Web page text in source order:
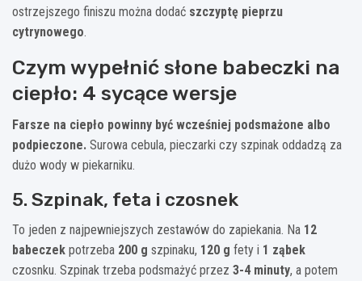
ostrzejszego finiszu można dodać szczyptę pieprzu
cytrynowego.
Czym wypełnić słone babeczki na
ciepło: 4 sycące wersje
Farsze na ciepło powinny być wcześniej podsmażone albo
podpieczone. Surowa cebula, pieczarki czy szpinak oddadzą za
dużo wody w piekarniku.
5. Szpinak, feta i czosnek
To jeden z najpewniejszych zestawów do zapiekania. Na 12
babeczek potrzeba 200 g szpinaku, 120 g fety i 1 ząbek
czosnku. Szpinak trzeba podsmażyć przez 3-4 minuty, a potem